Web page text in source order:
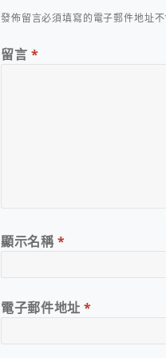
發佈留言必須填寫的電子郵件地址不
留言 *
顯示名稱*
電子郵件地址*